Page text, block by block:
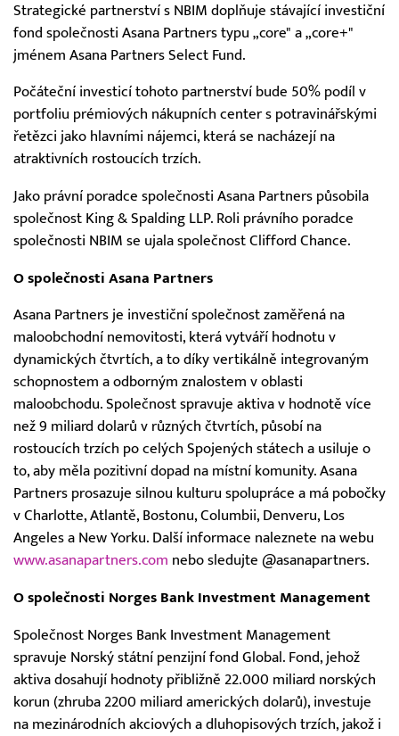
Strategické partnerství s NBIM doplňuje stávající investiční
fond společnosti Asana Partners typu „core" a „core+"
jménem Asana Partners Select Fund.
Počáteční investicí tohoto partnerství bude 50% podíl v
portfoliu prémiových nákupních center s potravinářskými
řetězci jako hlavními nájemci, která se nacházejí na
atraktivních rostoucích trzích.
Jako právní poradce společnosti Asana Partners působila
společnost King & Spalding LLP. Roli právního poradce
společnosti NBIM se ujala společnost Clifford Chance.
O společnosti Asana Partners
Asana Partners je investiční společnost zaměřená na
maloobchodní nemovitosti, která vytváří hodnotu v
dynamických čtvrtích, a to díky vertikálně integrovaným
schopnostem a odborným znalostem v oblasti
maloobchodu. Společnost spravuje aktiva v hodnotě více
než 9 miliard dolarů v různých čtvrtích, působí na
rostoucích trzích po celých Spojených státech a usiluje o
to, aby měla pozitivní dopad na místní komunity. Asana
Partners prosazuje silnou kulturu spolupráce a má pobočky
v Charlotte, Atlantě, Bostonu, Columbii, Denveru, Los
Angeles a New Yorku. Další informace naleznete na webu
www.asanapartners.com nebo sledujte @asanapartners.
O společnosti Norges Bank Investment Management
Společnost Norges Bank Investment Management
spravuje Norský státní penzijní fond Global. Fond, jehož
aktiva dosahují hodnoty přibližně 22.000 miliard norských
korun (zhruba 2200 miliard amerických dolarů), investuje
na mezinárodních akciových a dluhopisových trzích, jakož i